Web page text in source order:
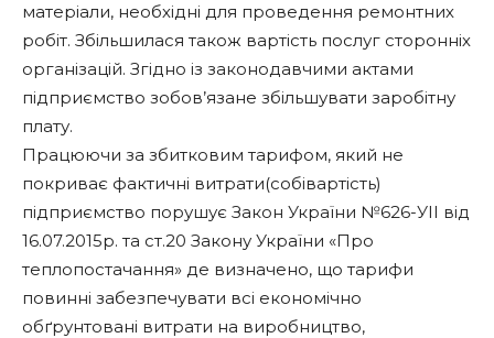
матеріали, необхідні для проведення ремонтних
робіт. Збільшилася також вартість послуг сторонніх
організацій. Згідно із законодавчими актами
підприємство зобов’язане збільшувати заробітну
плату.
Працюючи за збитковим тарифом, який не
покриває фактичні витрати(собівартість)
підприємство порушує Закон України №626-УІІ від
16.07.2015р. та ст.20 Закону України «Про
теплопостачання» де визначено, що тарифи
повинні забезпечувати всі економічно
обґрунтовані витрати на виробництво,